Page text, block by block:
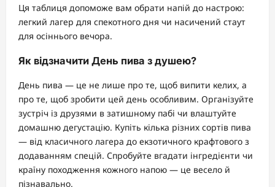
Ця таблиця допоможе вам обрати напій до настрою:
легкий лагер для спекотного дня чи насичений стаут
для осіннього вечора.
Як відзначити День пива з душею?
День пива — це не лише про те, щоб випити келих, а
про те, щоб зробити цей день особливим. Організуйте
зустріч із друзями в затишному пабі чи влаштуйте
домашню дегустацію. Купіть кілька різних сортів пива
— від класичного лагера до екзотичного крафтового з
додаванням спецій. Спробуйте вгадати інгредієнти чи
країну походження кожного напою — це весело й
пізнавально.